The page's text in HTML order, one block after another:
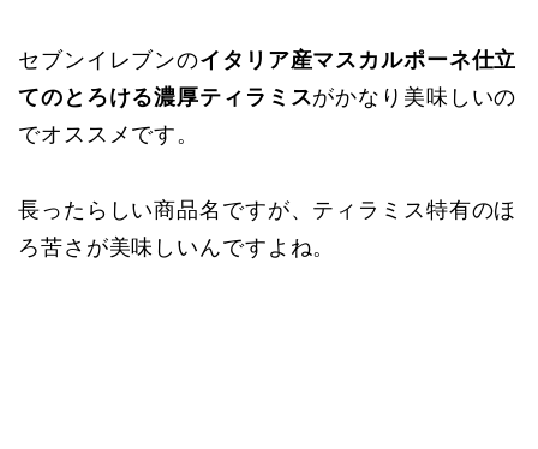
セブンイレブンのイタリア産マスカルポーネ仕立
てのとろける濃厚ティラミスがかなり美味しいの
でオススメです。
長ったらしい商品名ですが、ティラミス特有のほ
ろ苦さが美味しいんですよね。